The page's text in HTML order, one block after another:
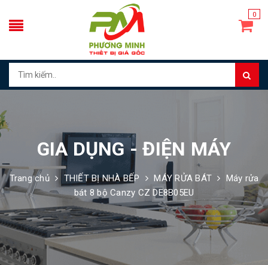
0
GIA DỤNG - ĐIỆN MÁY
Trang chủ THIẾT BỊ NHÀ BẾP MÁY RỬA BÁT
Máy rửa
bát 8 bộ Canzy CZ DE8B05EU